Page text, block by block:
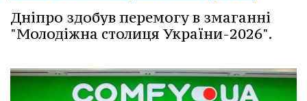
Дніпро здобув перемогу в змаганні
"Молодіжна столиця України-2026".